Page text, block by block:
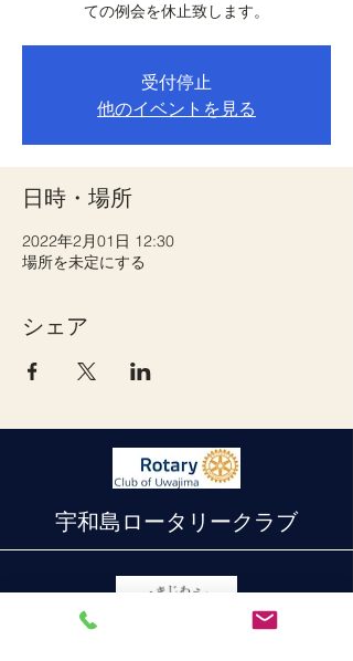
ての例会を休止致します。
受付停止
他のイベントを見る
日時・場所
2022年2月01日 12:30
場所を未定にする
シェア
宇和島ロータリークラブ